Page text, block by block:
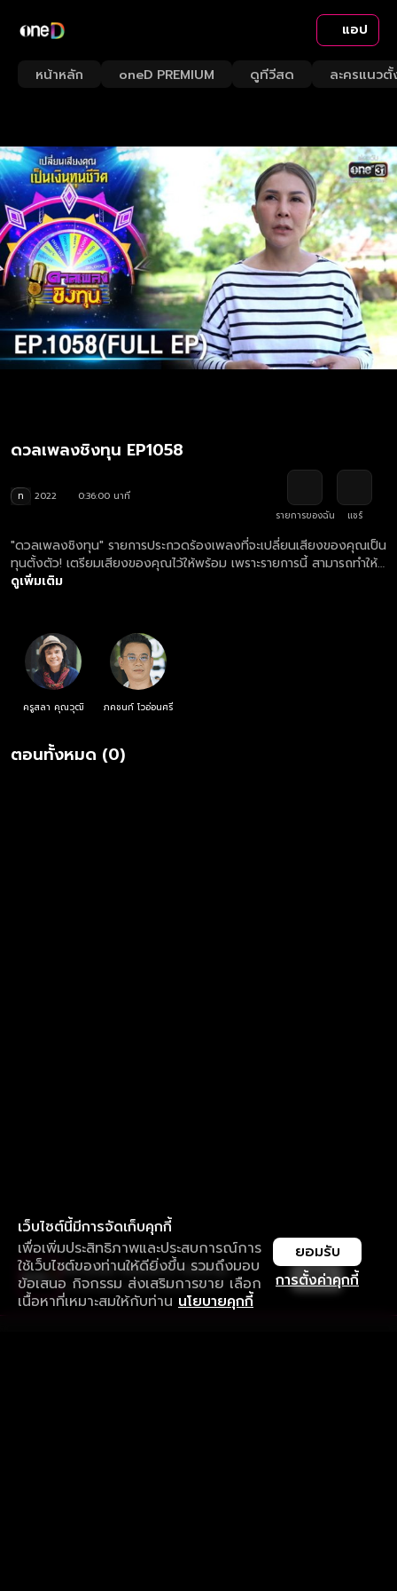
แอป
หน้าหลัก oneD PREMIUM ดูทีวีสด ละครแนวตั้
ดวลเพลงชิงทุน EP1058
ท 2022
0:36:00 นาที
รายการของฉัน
แชร์
"ดวลเพลงชิงทุน" รายการประกวดร้องเพลงที่จะเปลี่ยนเสียงของคุณเป็น
ทุนตั้งตัว! เตรียมเสียงของคุณไว้ให้พร้อม เพราะรายการนี้ สามารถทำให้
เสียงของคุณต่อยอดอนาคตคุณได้!
ดูเพิ่มเติม
ครูสลา คุณวุฒิ ภคชนก์ โวอ่อนศรี
ตอนทั้งหมด (0)
เว็บไซต์นี้มีการจัดเก็บคุกกี้
เพื่อเพิ่มประสิทธิภาพและประสบการณ์การ
ใช้เว็บไซต์ของท่านให้ดียิ่งขึ้น รวมถึงมอบ
ข้อเสนอ กิจกรรม ส่งเสริมการขาย เลือก
เนื้อหาที่เหมาะสมให้กับท่าน นโยบายคุกกี้
การตั้งค่าคุกกี้
ยอมรับ
ใช้งานแอป ลื่นไหลกว่า ไม่มีสะดุด
ดาวน์โหลดแอปเพื่อการรับชมที่ดีกว่า เปิด